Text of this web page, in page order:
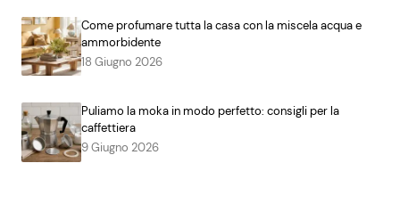
Come profumare tutta la casa con la miscela acqua e
ammorbidente
18 Giugno 2026
Puliamo la moka in modo perfetto: consigli per la
caffettiera
9 Giugno 2026